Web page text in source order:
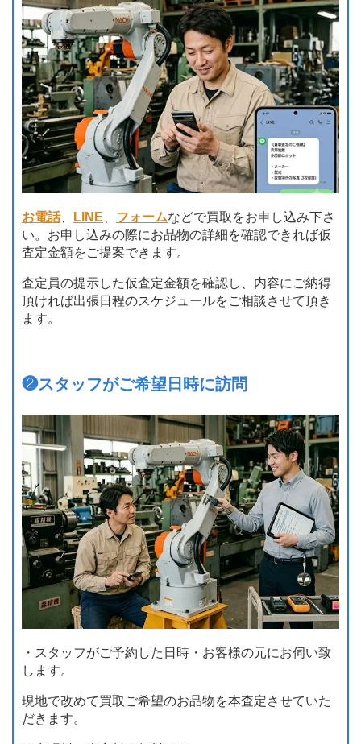
お電話、 LINE フォームなどで買取をお申し込み下さ
い。お申し込みの際にお品物の詳細を確認できれば仮
査定金額をご提案できます。
査定員の提示した仮査定金額を確認し、内容にご納得
頂ければ出張日程のスケジュールをご相談させて頂き
ます。
❷スタッフがご希望日時に訪問
・スタッフがご予約した日時・お客様の元にお伺い致
します。
現地で改めて買取ご希望のお品物を本査定させていた
だきます。